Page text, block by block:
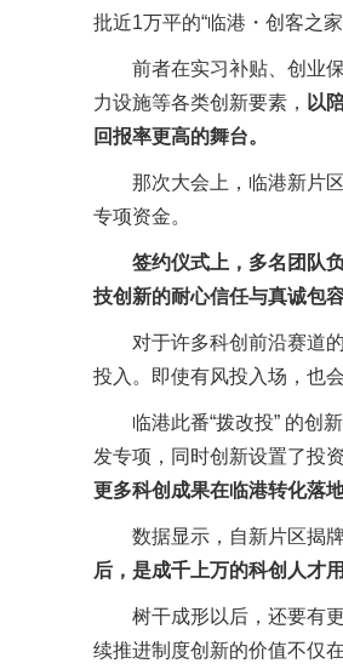
批近1万平的“临港・创客之家
前者在实习补贴、创业
力设施等各类创新要素， 以
回报率更高的舞台。
那次大会上，临港新片
专项资金。
签约仪式上，多名团队
技创新的耐心信任与真诚包容
对于许多科创前沿赛道
投入。即使有风投入场，也
临港此番“拨改投” 的创
发专项，同时创新设置了投
更多科创成果在临港转化落
数据显示，自新片区揭
后，是成千上万的科创人才
树干成形以后，还要有
续推进制度创新的价值不仅